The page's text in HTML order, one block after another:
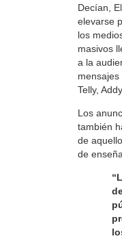
Decían,
elevarse
los
masivos
a la
Telly,
Los
también
de
de